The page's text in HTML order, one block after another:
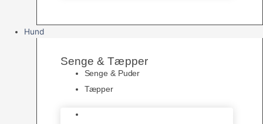
Hund
Senge & Tæpper
Senge & Puder
Tæpper